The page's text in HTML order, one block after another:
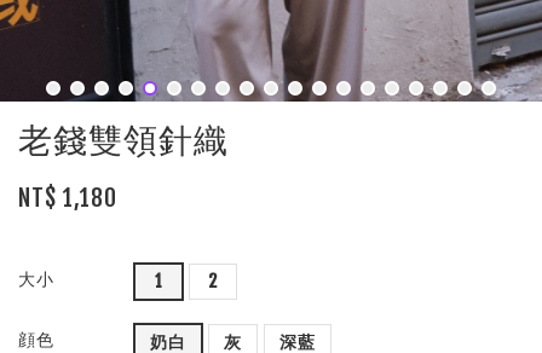
老錢雙領針織
NT$ 1,180
大小 1 2
顔色 奶白 灰 深藍